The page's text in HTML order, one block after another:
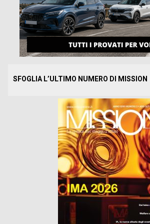
SFOGLIA L’ULTIMO NUMERO DI MISSION